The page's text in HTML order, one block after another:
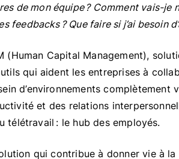
de mon équipe ? Comment vais-je
feedbacks ? Que faire si j’ai besoin
(Human Capital Management),
qui aident les entreprises à
d’environnements complètement
et des relations
télétravail : le hub des employés.
qui contribue à donner vie à la